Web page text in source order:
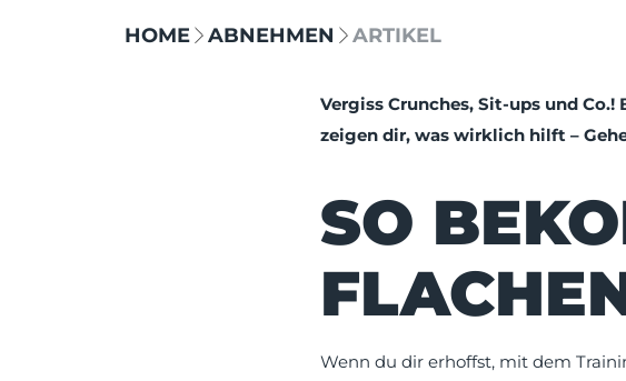
HOME ABNEHMEN ARTIKEL
Vergiss Crunches, Sit-ups und
zeigen dir, was wirklich hilft –
SO
Wenn du dir erhoffst, mit dem